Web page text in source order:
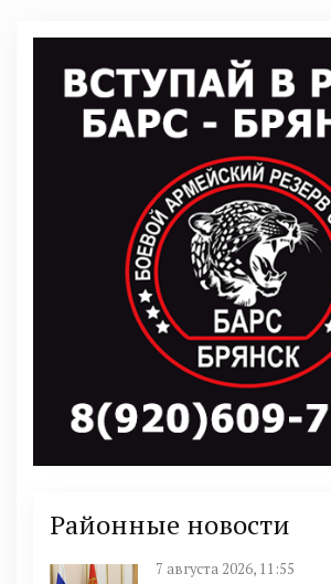
Районные новости
7 августа 2026, 11:55